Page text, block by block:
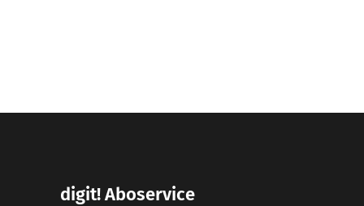
digit! Aboservice